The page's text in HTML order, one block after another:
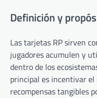
Definición y
Las tarjetas RP sirven
jugadores acumulen y
dentro de los
principal es incentivar
recompensas tangibles